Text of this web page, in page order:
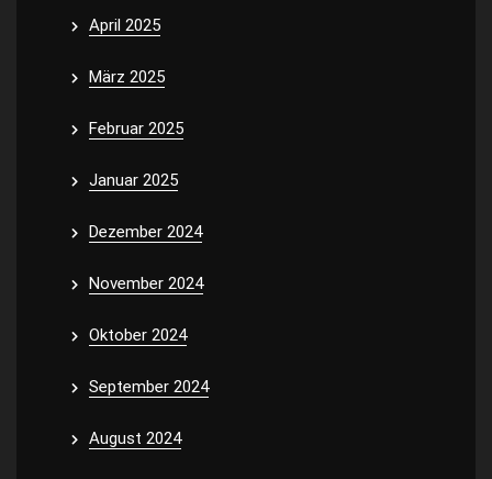
April 2025
März 2025
Februar 2025
Januar 2025
Dezember 2024
November 2024
Oktober 2024
September 2024
August 2024